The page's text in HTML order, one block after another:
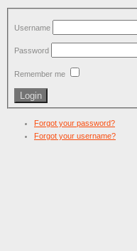
Username
Password
Remember me
Forgot your password?
Forgot your username?